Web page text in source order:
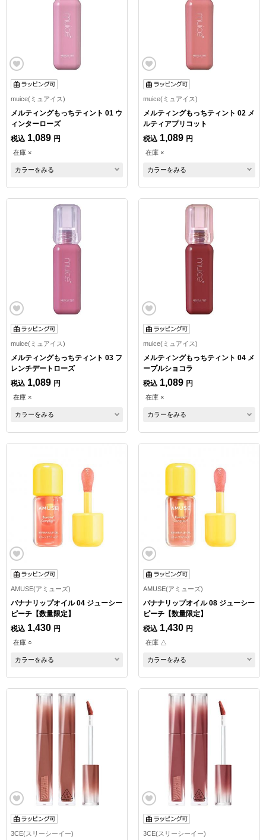
muice(ミュアイス)
メルティングもっちティント 01 ウ
ィンターローズ
税込 1,089 円
在庫 ×
カラーをみる
muice(ミュアイス)
メルティングもっちティント 02 メ
ルティアプリコット
税込 1,089 円
在庫 ×
カラーをみる
muice(ミュアイス)
メルティングもっちティント 03 フ
レンチデートローズ
税込 1,089 円
在庫 ×
カラーをみる
muice(ミュアイス)
メルティングもっちティント 04 メ
ープルショコラ
税込 1,089 円
在庫 ×
カラーをみる
AMUSE(アミューズ)
バナナリップオイル 04 ジューシー
ピーチ【数量限定】
税込 1,430 円
在庫 ○
カラーをみる
AMUSE(アミューズ)
バナナリップオイル 08 ジューシー
ピーチ【数量限定】
税込 1,430 円
在庫 △
カラーをみる
3CE(スリーシーイー) 3CE(スリーシーイー)